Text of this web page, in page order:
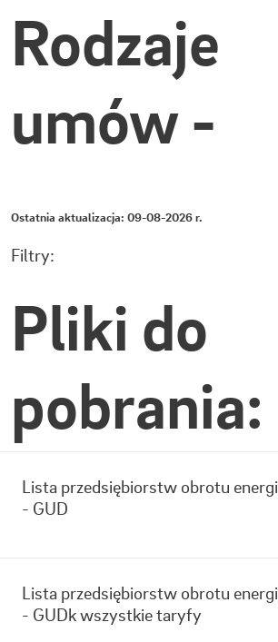
Rodzaje
umów -
Ostatnia aktualizacja: 09-08-2026 r.
Filtry:
Pliki do
pobrania:
Lista przedsiębiorstw obrotu
- GUD
Lista przedsiębiorstw obrotu
- GUDk wszystkie taryfy